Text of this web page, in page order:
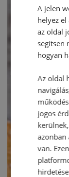
A jelen
helyez
az oldal
segítsen
hogyan
Az oldal
jogos
azonban
van.